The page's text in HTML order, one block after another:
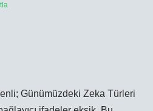
Günümüzdeki Zeka Türleri